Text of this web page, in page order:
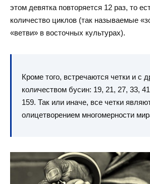
этом девятка повторяется 12 раз, то
количество циклов (так называемые
«ветви» в восточных культурах).
Кроме того, встречаются четки и с
количеством бусин: 19, 21, 27, 33,
159. Так или иначе, все четки
олицетворением многомерности